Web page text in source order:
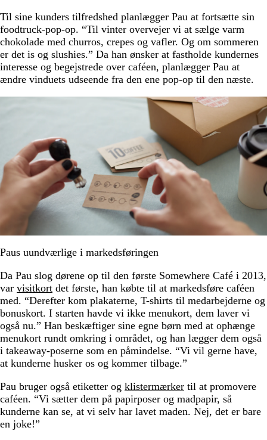
Til sine kunders tilfredshed planlægger Pau at fortsætte sin
foodtruck-pop-op. “Til vinter overvejer vi at sælge varm
chokolade med churros, crepes og vafler. Og om sommeren
er det is og slushies.” Da han ønsker at fastholde kundernes
interesse og begejstrede over caféen, planlægger Pau at
ændre vinduets udseende fra den ene pop-op til den næste.
Paus uundværlige i markedsføringen
Da Pau slog dørene op til den første Somewhere Café i 2013,
var visitkort det første, han købte til at markedsføre caféen
med. “Derefter kom plakaterne, T-shirts til medarbejderne og
bonuskort. I starten havde vi ikke menukort, dem laver vi
også nu.” Han beskæftiger sine egne børn med at ophænge
menukort rundt omkring i området, og han lægger dem også
i takeaway-poserne som en påmindelse. “Vi vil gerne have,
at kunderne husker os og kommer tilbage.”
Pau bruger også etiketter og klistermærker til at promovere
caféen. “Vi sætter dem på papirposer og madpapir, så
kunderne kan se, at vi selv har lavet maden. Nej, det er bare
en joke!”